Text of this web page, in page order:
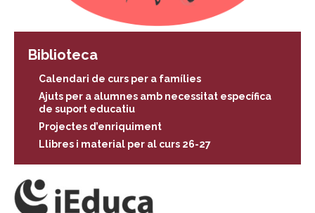
Biblioteca
Calendari de curs per a famílies
Ajuts per a alumnes amb necessitat específica
de suport educatiu
Projectes d’enriquiment
Llibres i material per al curs 26-27